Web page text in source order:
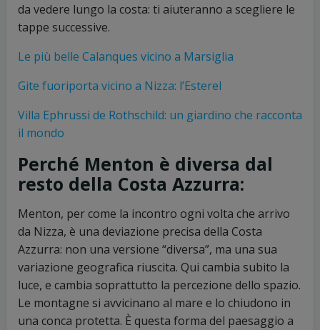
da vedere lungo la costa: ti aiuteranno a scegliere le
tappe successive.
Le più belle Calanques vicino a Marsiglia
Gite fuoriporta vicino a Nizza: l’Esterel
Villa Ephrussi de Rothschild: un giardino che racconta
il mondo
Perché Menton è diversa dal
resto della Costa Azzurra:
Menton, per come la incontro ogni volta che arrivo
da Nizza, è una deviazione precisa della Costa
Azzurra: non una versione “diversa”, ma una sua
variazione geografica riuscita. Qui cambia subito la
luce, e cambia soprattutto la percezione dello spazio.
Le montagne si avvicinano al mare e lo chiudono in
una conca protetta. È questa forma del paesaggio a